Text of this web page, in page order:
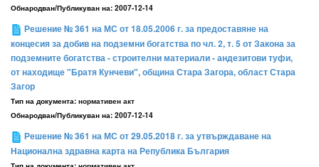
Обнародван/Публикуван на: 2007-12-14
Решение № 361 на МС от 18.05.2006 г. за предоставяне на
концесия за добив на подземни богатства по чл. 2, т. 5 от Закона за
подземните богатства - строителни материали - андезитови туфи,
от находище "Братя Кунчеви", община Стара Загора, област Стара
Загор
Тип на документа: нормативен акт
Обнародван/Публикуван на: 2007-12-14
Решение № 361 на МС от 29.05.2018 г. за утвърждаване на
Национална здравна карта на Република България